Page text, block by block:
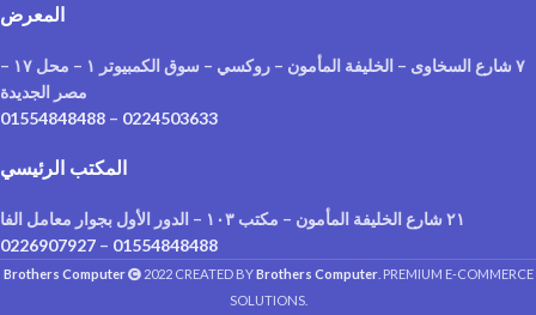
المعرض
٧ شارع السخاوى – الخليفة المأمون – روكسي – سوق الكمبيوتر ١ – محل ١٧ –
مصر الجديدة
01554848488 – 0224503633
المكتب الرئيسي
٢١ شارع الخليفة المأمون – مكتب ١٠٣ – الدور الأول بجوار معامل الفا
0226907927 – 01554848488
Brothers Computer 2022 CREATED BYBrothers Computer. PREMIUM E-COMMERCE
SOLUTIONS.